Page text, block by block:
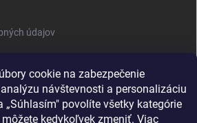
cookie na zabezpečenie
návštevnosti a personalizáciu
„Súhlasím" povolíte všetky kategórie
kedykoľvek zmeniť. Viac
údajov